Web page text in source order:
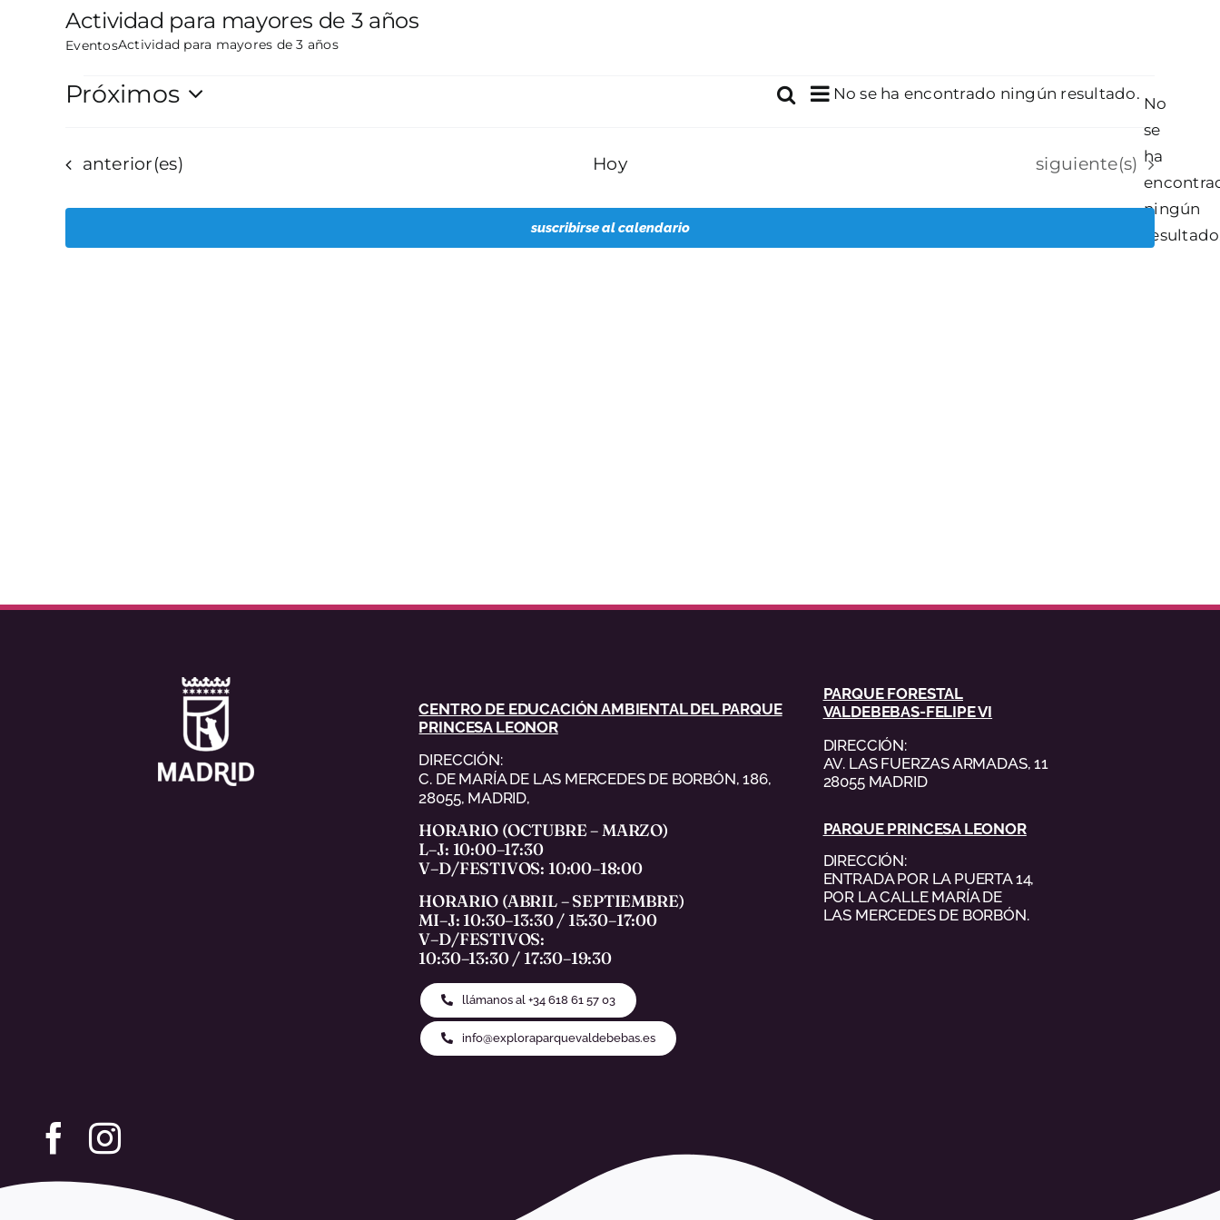
Actividad para mayores de 3 años
EventosActividad para mayores de 3 años
Eventos
Aviso
No
se
ha
ningún
Aviso
No se ha encontrado ningún resultado.
Navegación
Eventos
BuscarNavegación
Lista
Próximos
fecha.
Eventos
anterior(es) Hoy Eventos
siguiente(s)
suscribirse al calendario
CENTRO DE EDUCACIÓN AMBIENTAL DEL PARQUE
PRINCESA LEONOR
DIRECCIÓN:
C. DE MARÍA DE LAS MERCEDES DE BORBÓN, 186,
28055, MADRID,
HORARIO (OCTUBRE – MARZO)
L–J: 10:00–17:30
V–D/FESTIVOS: 10:00–18:00
HORARIO (ABRIL – SEPTIEMBRE)
MI–J: 10:30–13:30 / 15:30–17:00
V–D/FESTIVOS:
10:30–13:30 / 17:30–19:30
llámanos al +34 618 61 57 03
info@exploraparquevaldebebas.es
PARQUE FORESTAL
VALDEBEBAS-FELIPE VI
DIRECCIÓN:
AV. LAS FUERZAS ARMADAS, 11
28055 MADRID
PARQUE PRINCESA LEONOR
DIRECCIÓN:
ENTRADA POR LA PUERTA 14,
POR LA CALLE MARÍA DE
LAS MERCEDES DE BORBÓN.